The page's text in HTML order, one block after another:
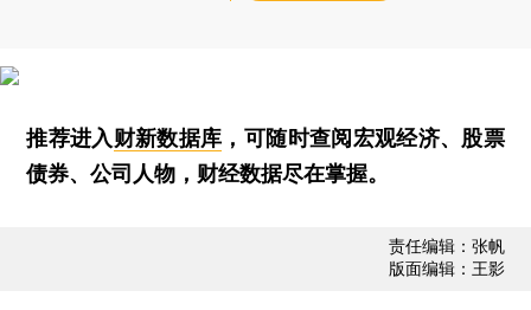
推荐进入财新数据库 ，可随时查阅宏观经济、股票
债券、公司人物，财经数据尽在掌握。
责任编辑：张帆
版面编辑：王影